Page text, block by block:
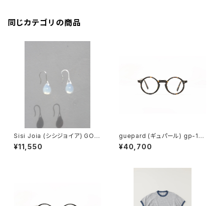
同じカテゴリの商品
Sisi Joia (シシジョイア) GOT
A Mini earrings (Opaline w
hite)
¥11,550
guepard (ギュパール) gp-11
ecaille (clear lens) メガネ
¥40,700